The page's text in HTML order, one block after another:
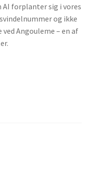
AI forplanter sig i vores
og ikke
Angouleme – en af